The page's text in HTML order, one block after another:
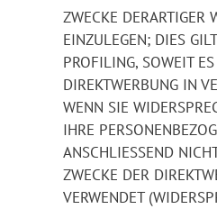
ZWECKE DERARTIGER
EINZULEGEN; DIES
PROFILING, SOWEIT
DIREKTWERBUNG IN
WENN SIE
IHRE
ANSCHLIESSEND
ZWECKE DER
VERWENDET